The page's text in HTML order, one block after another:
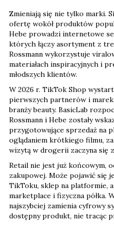
Zmieniają się nie tylko marki.
ofertę wokół produktów
Hebe prowadzi internetowe
których łączy asortyment z
Rossmann wykorzystuje
materiałach inspiracyjnych i
młodszych klientów.
W 2026 r. TikTok Shop
pierwszych partnerów i marek
branży beauty. BasicLab
Rossmann i Hebe zostały
przygotowujące sprzedaż na
oglądaniem krótkiego filmu,
wizytą w drogerii zaczyna się
Retail nie jest już końcowym,
zakupowej. Może pojawić się
TikToku, sklep na platformie,
marketplace i fizyczna półka.
najszybciej zamienia cyfrowy
dostępny produkt, nie tracąc